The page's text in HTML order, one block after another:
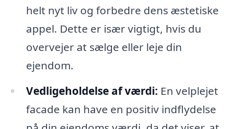
helt nyt liv og forbedre dens æstetiske
appel. Dette er især vigtigt, hvis du
overvejer at sælge eller leje din
ejendom.
Vedligeholdelse af værdi: En velplejet
facade kan have en positiv indflydelse